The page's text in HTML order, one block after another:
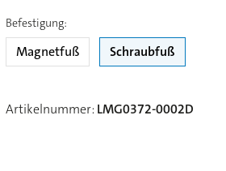
Befestigung:
Magnetfuß Schraubfuß
Artikelnummer:LMG0372-0002D